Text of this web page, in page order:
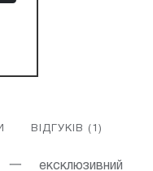
ВІДГУКІВ (1)
一 ексклюзивний